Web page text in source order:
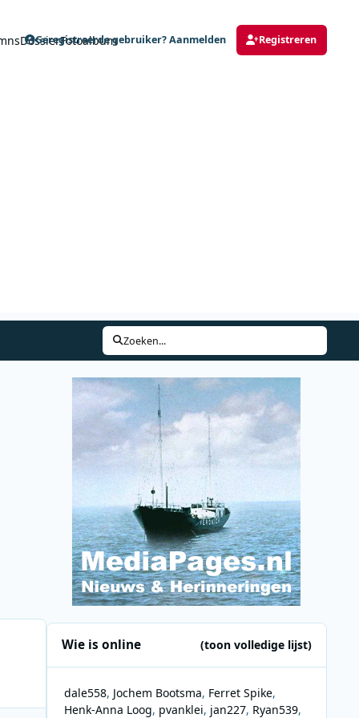
DossierFotoalbum
Geregistreerde gebruiker? Aanmelden Registreren
Zoeken...
Wie is online (toon volledige lijst)
dale558 Jochem Bootsma Ferret Spike
Henk-Anna Loog pvanklei jan227 Ryan539